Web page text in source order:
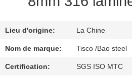
CONTACTER
NOUVELLES
Lieu d'origine: La Chine
Nom de marque: Tisco /Bao steel
Certification: SGS ISO MTC